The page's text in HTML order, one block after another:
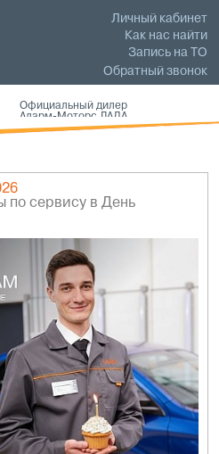
Личный кабинет
Как нас найти
Запись на ТО
Обратный звонок
Официальный дилер
Аларм-Моторс ЛАДА
по сервису в День